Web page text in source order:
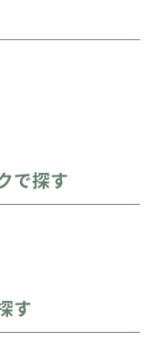
で探す
す